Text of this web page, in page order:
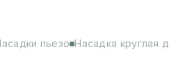
пьезо Насадка круглая